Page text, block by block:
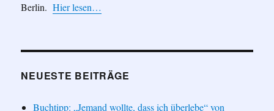
Berlin.Hier lesen…
NEUESTE BEITRÄGE
Buchtipp: „Jemand wollte, dass ich überlebe“ von